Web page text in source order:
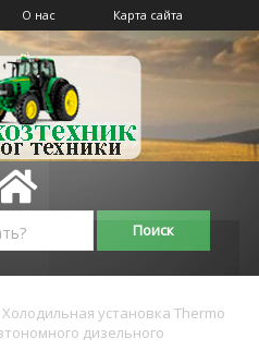
О нас Карта сайта
Холодильная установка Thermo
дизельного